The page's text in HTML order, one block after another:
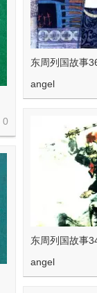
东周列国故事
angel
0
东周列国故事
angel